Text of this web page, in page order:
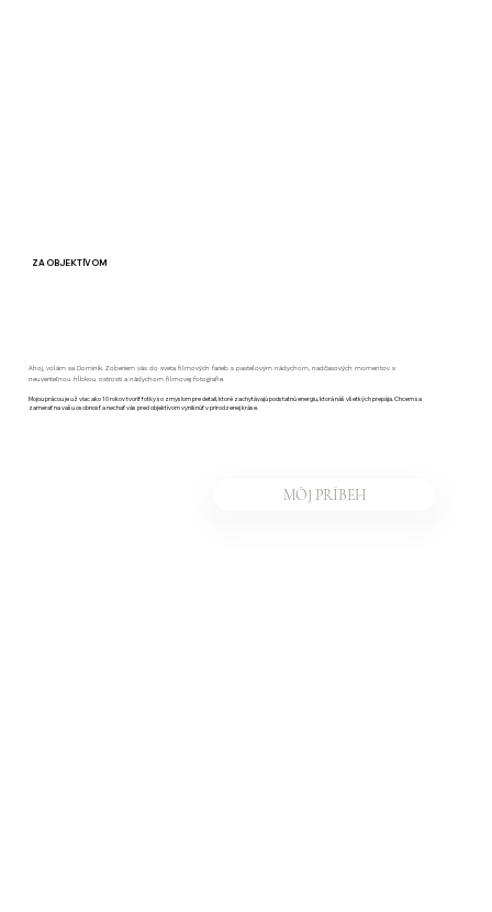
ZA OBJEKTÍVOM
Ahoj, volám sa Dominik. Zoberiem vás do sveta filmových farieb s pastelovým nádychom, nadčasových momentov s
neuveriteľnou hĺbkou ostrosti a nádychom filmovej fotografie.
Mojou prácou je už viac ako 10 rokov tvoriť fotky so zmyslom pre detail, ktoré zachytávajú podstatnú energiu, ktorá náš všetkých prepája. Chcem sa
zamerať na vašu osobnosť a nechať vás pred objektívom vyniknúť v prirodzenej kráse.
MÔJ PRÍBEH